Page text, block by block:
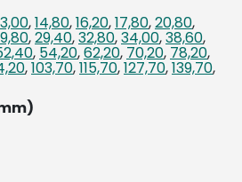
,14,80,16,20,17,80,20,80,
,29,40,32,80,34,00,38,60,
, 54,20,62,20, 70,20, 78,20,
,103,70,115,70,127,70,139,70,